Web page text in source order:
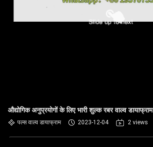
औद्योगिक अनुप्रयोगों के लिए भारी शुल्क रबर वाल्व डायाफ्राम
पल्स वाल्व डायाफ्राम 2023-12-04 2 views